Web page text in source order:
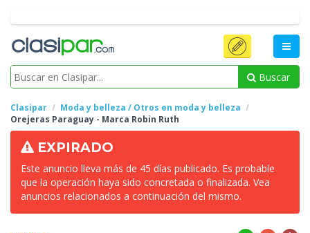
Buscar
Clasipar
Moda y belleza / Otros en moda y belleza
Orejeras Paraguay - Marca Robin Ruth
EXPIRADO
Este anuncio lleva más de 45 días publicado. Es probable
que la operación haya sido concretada o finalizada. Vea
anuncios relacionados a continuación del mismo.